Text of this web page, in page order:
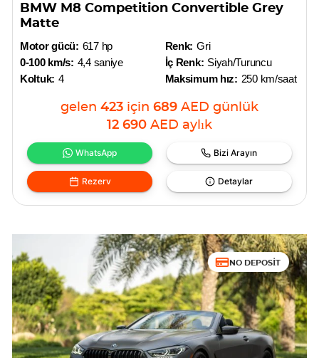
BMW M8 Competition Convertible Grey
Matte
Motor gücü: 617 hp
0-100 km/s: 4,4 saniye
Koltuk: 4
Renk: Gri
İç Renk: Siyah/Turuncu
Maksimum hız: 250 km/saat
gelen 423 için 689 AED günlük
12 690 AED aylık
WhatsApp Bizi Arayın
Rezerv Detaylar
NO DEPOSIT